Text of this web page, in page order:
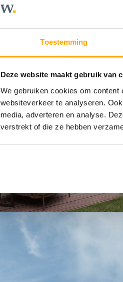
Toestemming
Deze website maakt gebruik van
We gebruiken cookies om
websiteverkeer te analyseren.
media, adverteren en analyse.
verstrekt of die ze hebben